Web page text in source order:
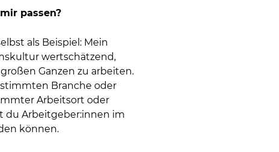
passen?
als Beispiel: Mein
wertschätzend,
Ganzen zu arbeiten.
Branche oder
Arbeitsort oder
du Arbeitgeber:innen im
können.